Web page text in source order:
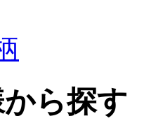
ら探す